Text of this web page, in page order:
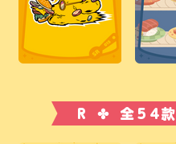
R ✤ 全54款